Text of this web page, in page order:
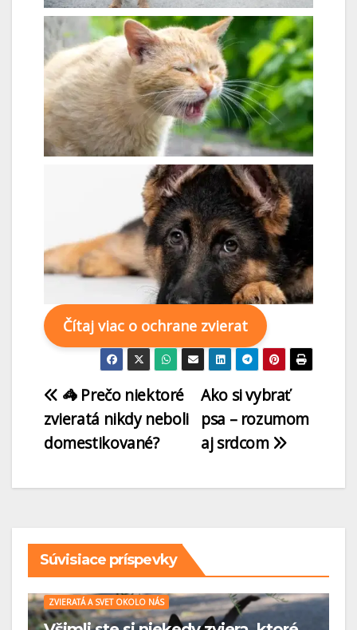
Čítaj viac o ochrane zvierat
Ako si vybrať
psa – rozumom
aj srdcom
🦓 Prečo niektoré
zvieratá nikdy neboli
domestikované?
Súvisiace príspevky